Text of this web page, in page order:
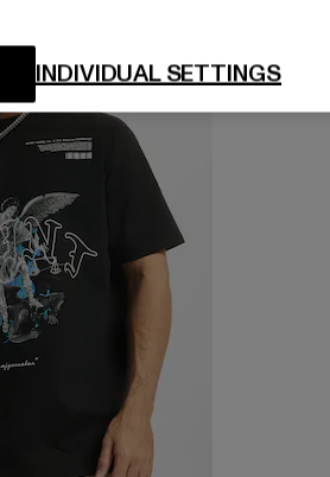
INDIVIDUAL SETTINGS